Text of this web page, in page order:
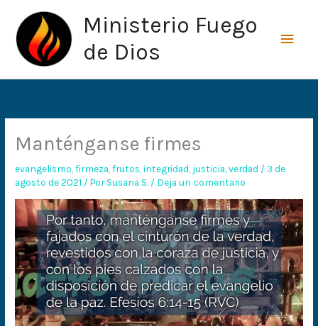
contenido
Ministerio Fuego
de Dios
Manténganse firmes
evangelismo ,firmeza ,frutos ,integridad justicia ,verdad / 3 de
agosto de 2021 / PorSusana S. / Deja un comentario